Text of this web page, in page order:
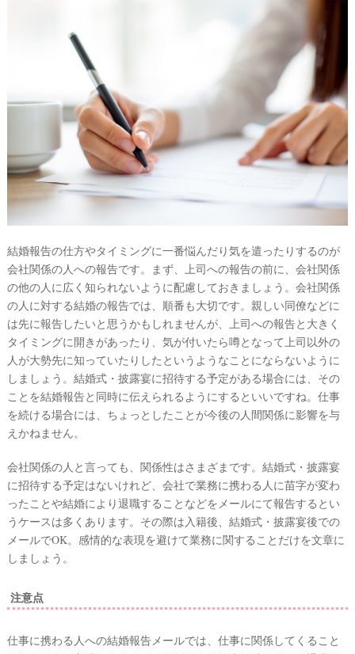
結婚報告の仕方やタイミングに一番悩んだり気を遣ったりするのが
会社関係の人への報告です。まず、上司への報告の前に、会社関係
の他の人に広く知られないように配慮しておきましょう。会社関係
の人に対する結婚の報告では、順番も大切です。親しい同僚などに
は先に報告したいと思うかもしれませんが、上司への報告と大きく
タイミングに開きがあったり、気が付いたら噂となって上司以外の
人が大勢先に知っていたりしたというようなことにならないように
しましょう。結婚式・披露宴に招待する予定がある場合には、その
ことを結婚報告と同時に伝えられるようにするといいですね。仕事
を続ける場合には、ちょっとしたことが今後の人間関係に影響を与
えかねません。
会社関係の人と言っても、関係性はさまざまです。結婚式・披露宴
に招待する予定はないけれど、会社で業務に携わる人に苗字が変わ
ったことや結婚により退職することなどをメールにて報告するとい
うケースは多くあります。その際は入籍後、結婚式・披露宴後での
メールでOK。感情的な表現を避けて業務に関することだけを文章に
しましょう。
注意点
仕事に携わる人への結婚報告メールでは、仕事に関係してくること